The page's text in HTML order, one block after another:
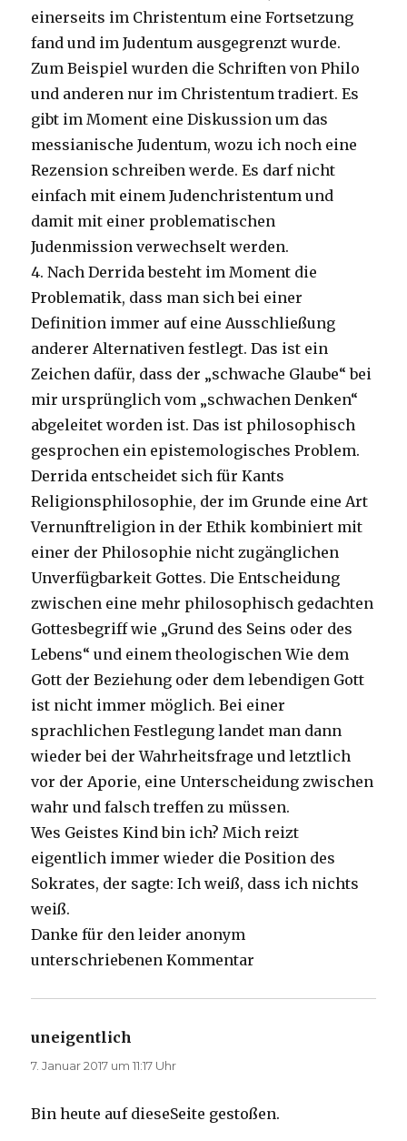
einerseits im Christentum eine Fortsetzung
fand und im Judentum ausgegrenzt wurde.
Zum Beispiel wurden die Schriften von Philo
und anderen nur im Christentum tradiert. Es
gibt im Moment eine Diskussion um das
messianische Judentum, wozu ich noch eine
Rezension schreiben werde. Es darf nicht
einfach mit einem Judenchristentum und
damit mit einer problematischen
Judenmission verwechselt werden.
4. Nach Derrida besteht im Moment die
Problematik, dass man sich bei einer
Definition immer auf eine Ausschließung
anderer Alternativen festlegt. Das ist ein
Zeichen dafür, dass der „schwache Glaube“ bei
mir ursprünglich vom „schwachen Denken“
abgeleitet worden ist. Das ist philosophisch
gesprochen ein epistemologisches Problem.
Derrida entscheidet sich für Kants
Religionsphilosophie, der im Grunde eine Art
Vernunftreligion in der Ethik kombiniert mit
einer der Philosophie nicht zugänglichen
Unverfügbarkeit Gottes. Die Entscheidung
zwischen eine mehr philosophisch gedachten
Gottesbegriff wie „Grund des Seins oder des
Lebens“ und einem theologischen Wie dem
Gott der Beziehung oder dem lebendigen Gott
ist nicht immer möglich. Bei einer
sprachlichen Festlegung landet man dann
wieder bei der Wahrheitsfrage und letztlich
vor der Aporie, eine Unterscheidung zwischen
wahr und falsch treffen zu müssen.
Wes Geistes Kind bin ich? Mich reizt
eigentlich immer wieder die Position des
Sokrates, der sagte: Ich weiß, dass ich nichts
weiß.
Danke für den leider anonym
unterschriebenen Kommentar
uneigentlich
7. Januar 2017 um 11:17 Uhr
Bin heute auf dieseSeite gestoßen.